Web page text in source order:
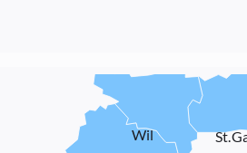
Wil